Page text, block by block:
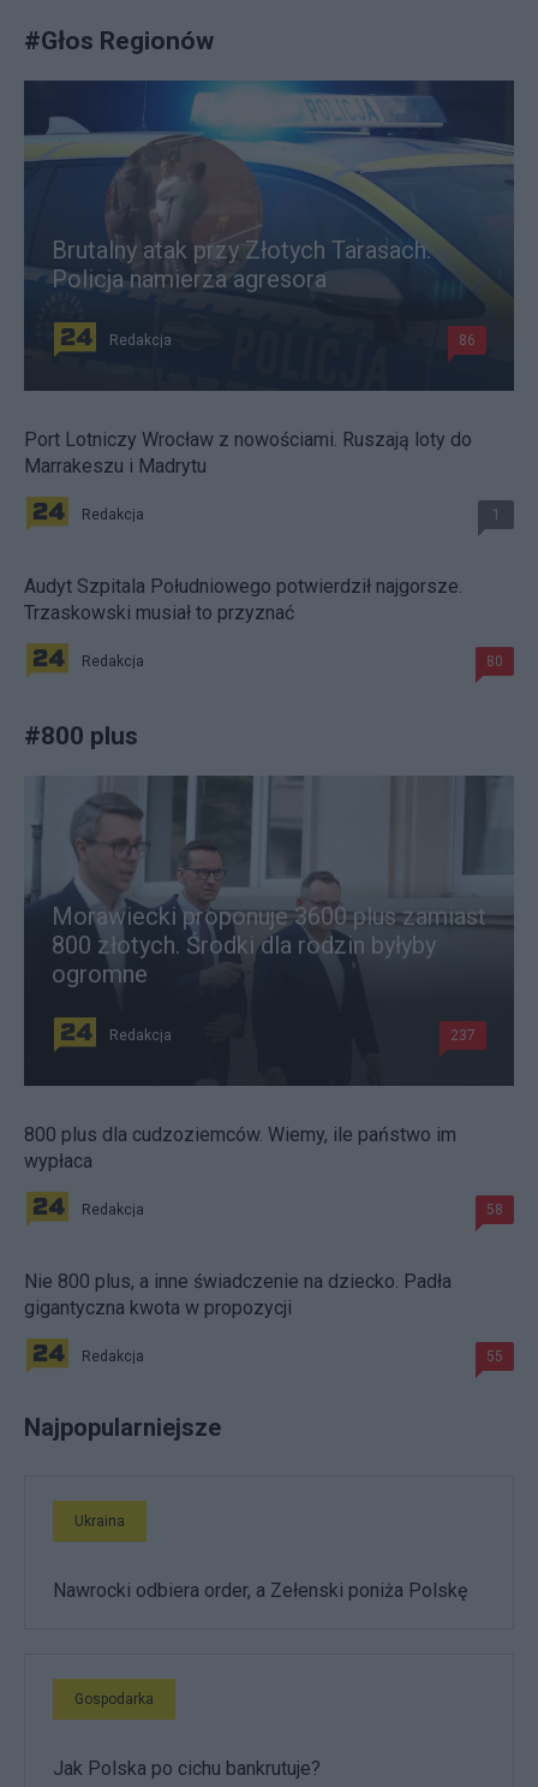
#Głos Regionów
Brutalny atak przy Złotych Tarasach.
Policja namierza agresora
Redakcja 86
Port Lotniczy Wrocław z nowościami. Ruszają loty do
Marrakeszu i Madrytu
Redakcja 1
Audyt Szpitala Południowego potwierdził najgorsze.
Trzaskowski musiał to przyznać
Redakcja 80
#800 plus
Morawiecki proponuje 3600 plus zamiast
800 złotych. Środki dla rodzin byłyby
ogromne
Redakcja 237
800 plus dla cudzoziemców. Wiemy, ile państwo im
wypłaca
Redakcja 58
Nie 800 plus, a inne świadczenie na dziecko. Padła
gigantyczna kwota w propozycji
Redakcja 55
Najpopularniejsze
Ukraina
Nawrocki odbiera order, a Zełenski poniża Polskę
Gospodarka
Jak Polska po cichu bankrutuje?